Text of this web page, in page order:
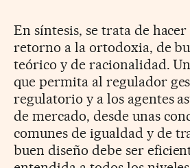
En síntesis, se trata de
retorno a la ortodoxia, de
teórico y de racionalidad.
que permita al regulador
regulatorio y a los agentes
de mercado, desde unas
comunes de igualdad y de
buen diseño debe ser